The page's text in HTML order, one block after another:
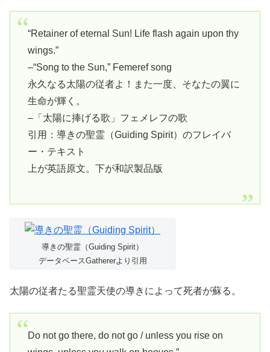
“Retainer of eternal Sun! Life flash again upon thy
wings.”
–“Song to the Sun,” Femeref song
永久なる太陽の従者よ！また一度、そなたの翼に
生命が輝く。
–「太陽に捧げる歌」フェメレフの歌
引用：導きの聖霊（Guiding Spirit）のフレイバ
ー・テキスト
上が英語原文。下が和訳製品版
導きの聖霊（Guiding Spirit）
データベースGathererより引用
太陽の従者たる聖霊天使の導きによって死者が蘇る。
Do not go there, do not go / unless you rise on